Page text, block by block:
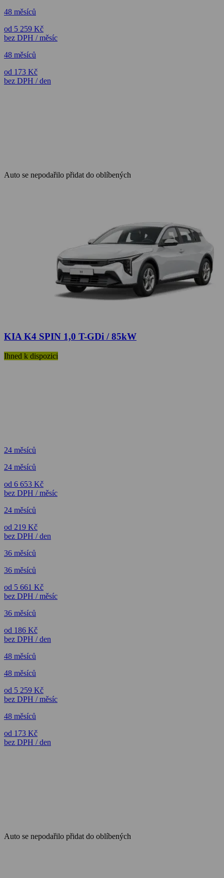
48 měsíců
od 5 259 Kč
bez DPH / měsíc
48 měsíců
od 173 Kč
bez DPH / den
Auto se nepodařilo přidat do oblíbených
KIA K4 SPIN 1,0 T-GDi / 85kW
Ihned k dispozici
24 měsíců
24 měsíců
od 6 653 Kč
bez DPH / měsíc
24 měsíců
od 219 Kč
bez DPH / den
36 měsíců
36 měsíců
od 5 661 Kč
bez DPH / měsíc
36 měsíců
od 186 Kč
bez DPH / den
48 měsíců
48 měsíců
od 5 259 Kč
bez DPH / měsíc
48 měsíců
od 173 Kč
bez DPH / den
Auto se nepodařilo přidat do oblíbených